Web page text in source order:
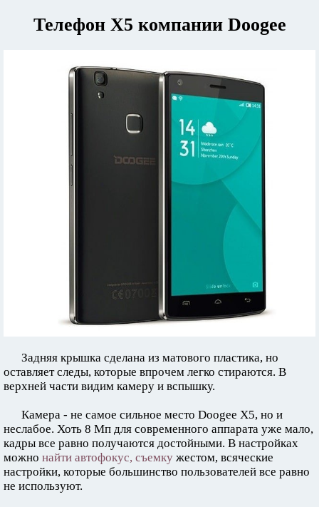
Телефон X5 компании Doogee
Задняя крышка сделана из матового пластика, но
оставляет следы, которые впрочем легко стираются. В
верхней части видим камеру и вспышку.
Камера - не самое сильное место Doogee X5, но и
неслабое. Хоть 8 Мп для современного аппарата уже мало,
кадры все равно получаются достойными. В настройках
можно найти автофокус, съемку жестом, всяческие
настройки, которые большинство пользователей все равно
не используют.